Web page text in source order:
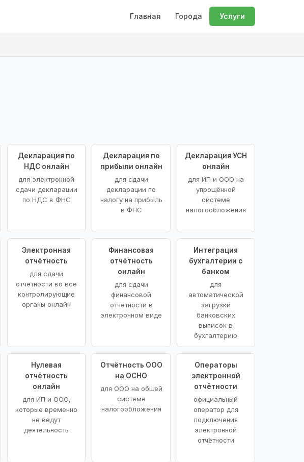
Главная Города Услуги
Декларация по
НДС онлайн
для электронной
сдачи декларации
по НДС в ФНС
Декларация по
прибыли онлайн
для сдачи
декларации по
налогу на прибыль
в ФНС
Декларация УСН
онлайн
для ИП и ООО на
упрощённой
системе
налогообложения
Электронная
отчётность
для сдачи
отчётности во все
контролирующие
органы онлайн
Финансовая
отчётность
онлайн
для сдачи
финансовой
отчётности в
электронном виде
Интеграция
бухгалтерии с
банком
для
автоматической
загрузки
банковских
выписок в
бухгалтерию
Нулевая
отчётность
онлайн
для ИП и ООО,
которые временно
не ведут
деятельность
Отчётность ООО
на ОСНО
для ООО на общей
системе
налогообложения
Операторы
электронной
отчётности
официальный
оператор для
подключения
электронной
отчётности